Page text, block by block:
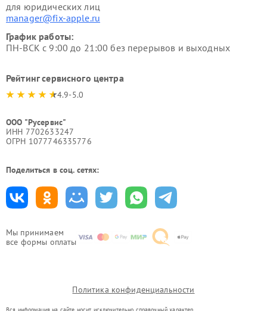
Мы принимаем
все формы оплаты
для юридических лиц
manager@fix-apple.ru
График работы:
ПН-ВСК с 9:00 до 21:00 без перерывов и выходных
Рейтинг сервисного центра
4.9-5.0
ООО "Русервис"
ИНН 7702633247
ОГРН 1077746335776
Поделиться в соц. сетях:
Политика конфиденциальности